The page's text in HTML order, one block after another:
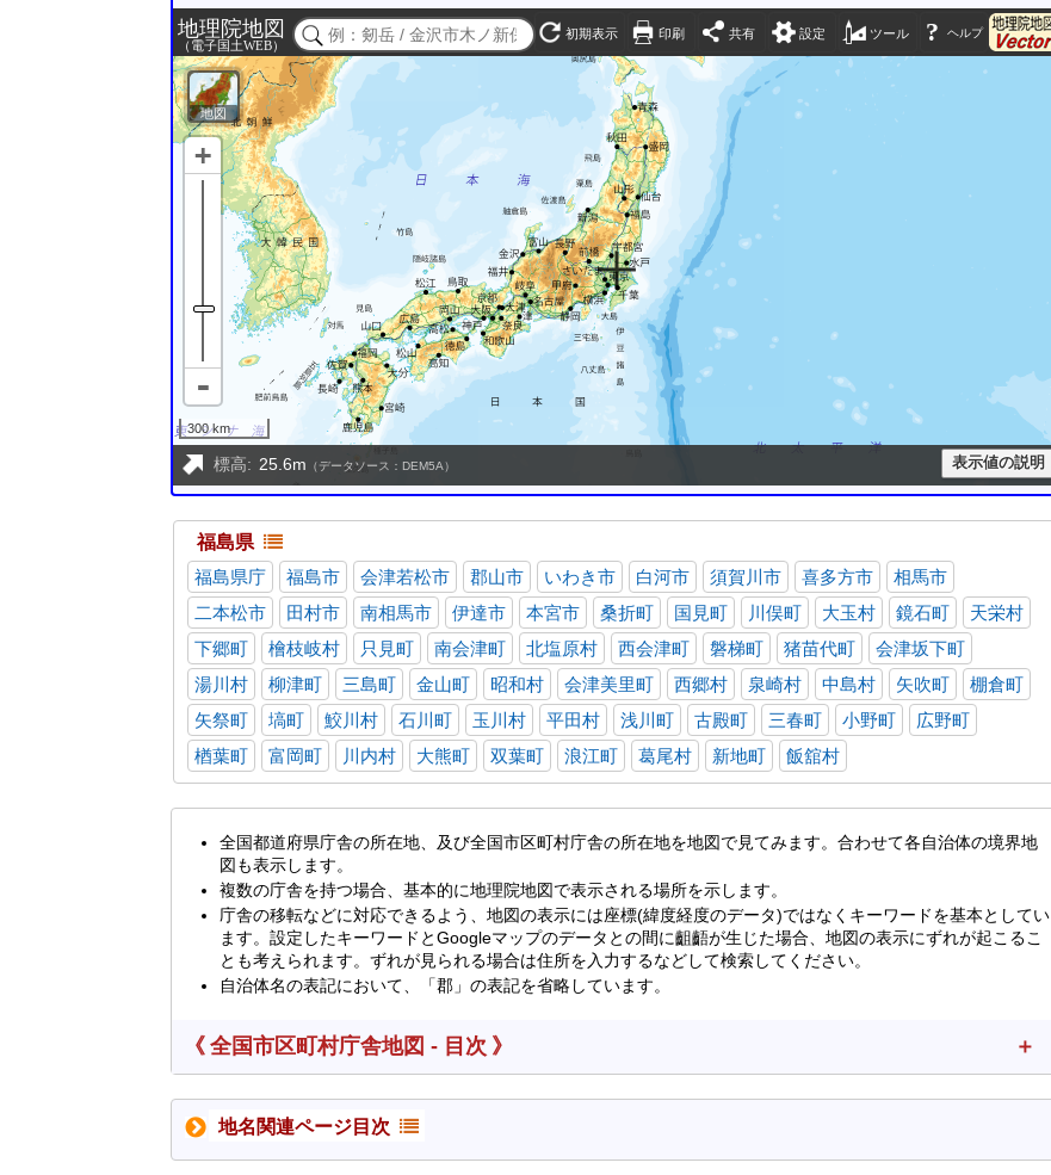
福島県
福島県庁
福島市 会津若松市 郡山市 いわき市 白河市 須賀川市 喜多方市
相馬市
二本松市
田村市 南相馬市 伊達市 本宮市 桑折町 国見町 川俣町 大玉村 鏡石町
天栄村
下郷町
檜枝岐村 只見町 南会津町 北塩原村 西会津町 磐梯町 猪苗代町
会津坂下町
湯川村
柳津町 三島町 金山町 昭和村 会津美里町 西郷村 泉崎村 中島村 矢吹町
棚倉町
矢祭町
塙町 鮫川村 石川町 玉川村 平田村 浅川町 古殿町 三春町 小野町
広野町
楢葉町
富岡町 川内村 大熊町 双葉町 浪江町 葛尾村 新地町 飯舘村
全国都道府県庁舎の所在地、及び全国市区町村庁舎の所在地を地図で見てみます。合わせて各自治体の境界地
図も表示します。
複数の庁舎を持つ場合、基本的に地理院地図で表示される場所を示します。
庁舎の移転などに対応できるよう、地図の表示には座標(緯度経度のデータ)ではなくキーワードを基本としてい
ます。設定したキーワードとGoogleマップのデータとの間に齟齬が生じた場合、地図の表示にずれが起こるこ
とも考えられます。ずれが見られる場合は住所を入力するなどして検索してください。
自治体名の表記において、「郡」の表記を省略しています。
《 全国市区町村庁舎地図 - 目次 》
地名関連ページ目次